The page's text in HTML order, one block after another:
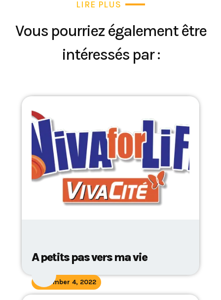
LIRE PLUS
Vous pourriez également être
intéressés par :
A petits pas vers ma vie
November 4, 2022